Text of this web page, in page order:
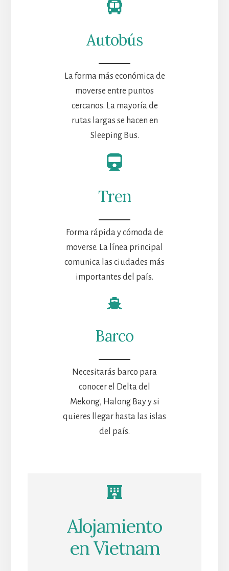
Autobús
La forma más económica de
moverse entre puntos
cercanos. La mayoría de
rutas largas se hacen en
Sleeping Bus.
Tren
Forma rápida y cómoda de
moverse. La línea principal
comunica las ciudades más
importantes del país.
Barco
Necesitarás barco para
conocer el Delta del
Mekong, Halong Bay y si
quieres llegar hasta las islas
del país.
Alojamiento
en Vietnam